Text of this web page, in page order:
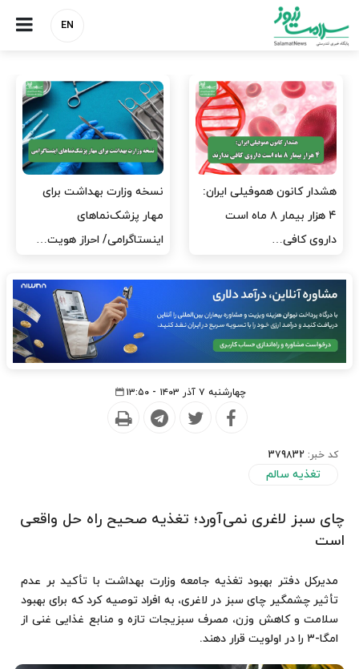
EN
مدیران پرستاری باید حامی
پرستاران باشند، نه عامل فشار
مدیریت سلامت، میدان
آزمون و خطا نیست
چهارشنبه ۷ آذر ۱۴۰۳ - ۱۳:۵۰
کد خبر: 379832
تغذیه سالم
چای سبز لاغری نمی‌آورد؛ تغذیه صحیح راه حل واقعی
است
مدیرکل دفتر بهبود تغذیه جامعه وزارت بهداشت با تأکید بر عدم
تأثیر چشمگیر چای سبز در لاغری، به افراد توصیه کرد که برای بهبود
سلامت و کاهش وزن، مصرف سبزیجات تازه و منابع غذایی غنی از
امگا-۳ را در اولویت قرار دهند.